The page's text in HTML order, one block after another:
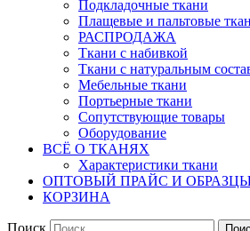
Подкладочные ткани
Плащевые и пальтовые
РАСПРОДАЖА
Ткани с набивкой
Ткани с натуральным
Мебельные ткани
Портьерные ткани
Сопутствующие товары
Оборудование
ВСЁ О ТКАНЯХ
Характеристики ткани
ОПТОВЫЙ ПРАЙС И
КОРЗИНА